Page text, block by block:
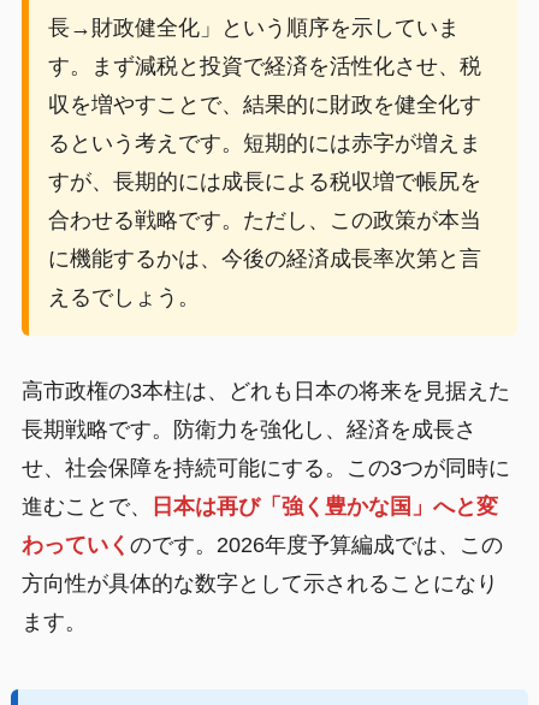
長→財政健全化」という順序を示していま
す。まず減税と投資で経済を活性化させ、税
収を増やすことで、結果的に財政を健全化す
るという考えです。短期的には赤字が増えま
すが、長期的には成長による税収増で帳尻を
合わせる戦略です。ただし、この政策が本当
に機能するかは、今後の経済成長率次第と言
えるでしょう。
高市政権の3本柱は、どれも日本の将来を見据えた
長期戦略です。防衛力を強化し、経済を成長さ
せ、社会保障を持続可能にする。この3つが同時に
進むことで、
日本は再び「強く豊かな国」へと変
わっていく のです。2026年度予算編成では、この
方向性が具体的な数字として示されることになり
ます。